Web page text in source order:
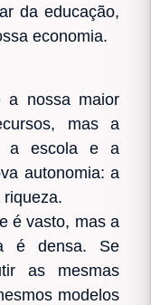
da educação,
economia.
a nossa maior
mas a
a escola e a
autonomia: a
é vasto, mas a
é densa. Se
as mesmas
modelos